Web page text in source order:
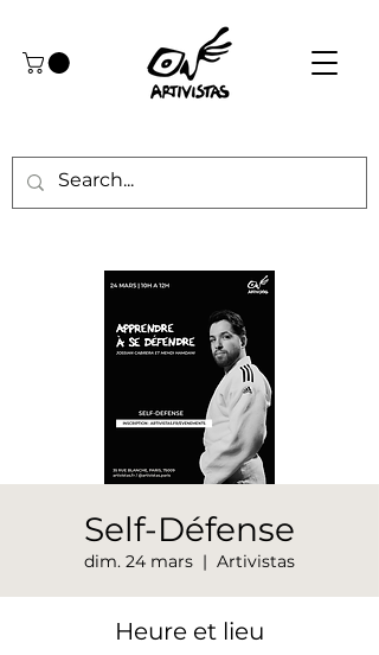
Self-Défense
dim. 24 mars
  |
Artivistas
Heure et lieu